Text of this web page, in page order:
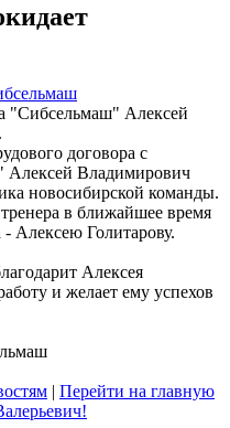
"Сибсельмаш" Алексей
договора с
Владимирович
новосибирской команды.
в ближайшее время
Алексею Голитарову.
Алексея
и желает ему успехов
| Перейти на главную